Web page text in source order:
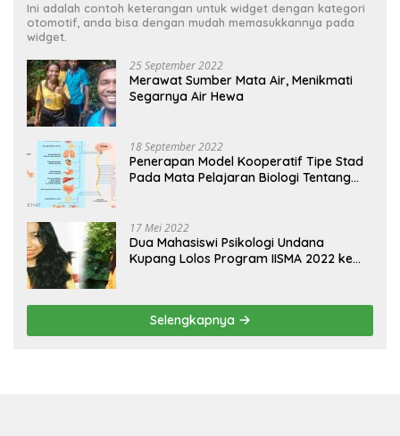
Ini adalah contoh keterangan untuk widget dengan kategori
otomotif, anda bisa dengan mudah memasukkannya pada
widget.
25 September 2022
Merawat Sumber Mata Air, Menikmati
Segarnya Air Hewa
18 September 2022
Penerapan Model Kooperatif Tipe Stad
Pada Mata Pelajaran Biologi Tentang
17 Mei 2022
Dua Mahasiswi Psikologi Undana
Kupang Lolos Program IISMA 2022 ke
Selengkapnya